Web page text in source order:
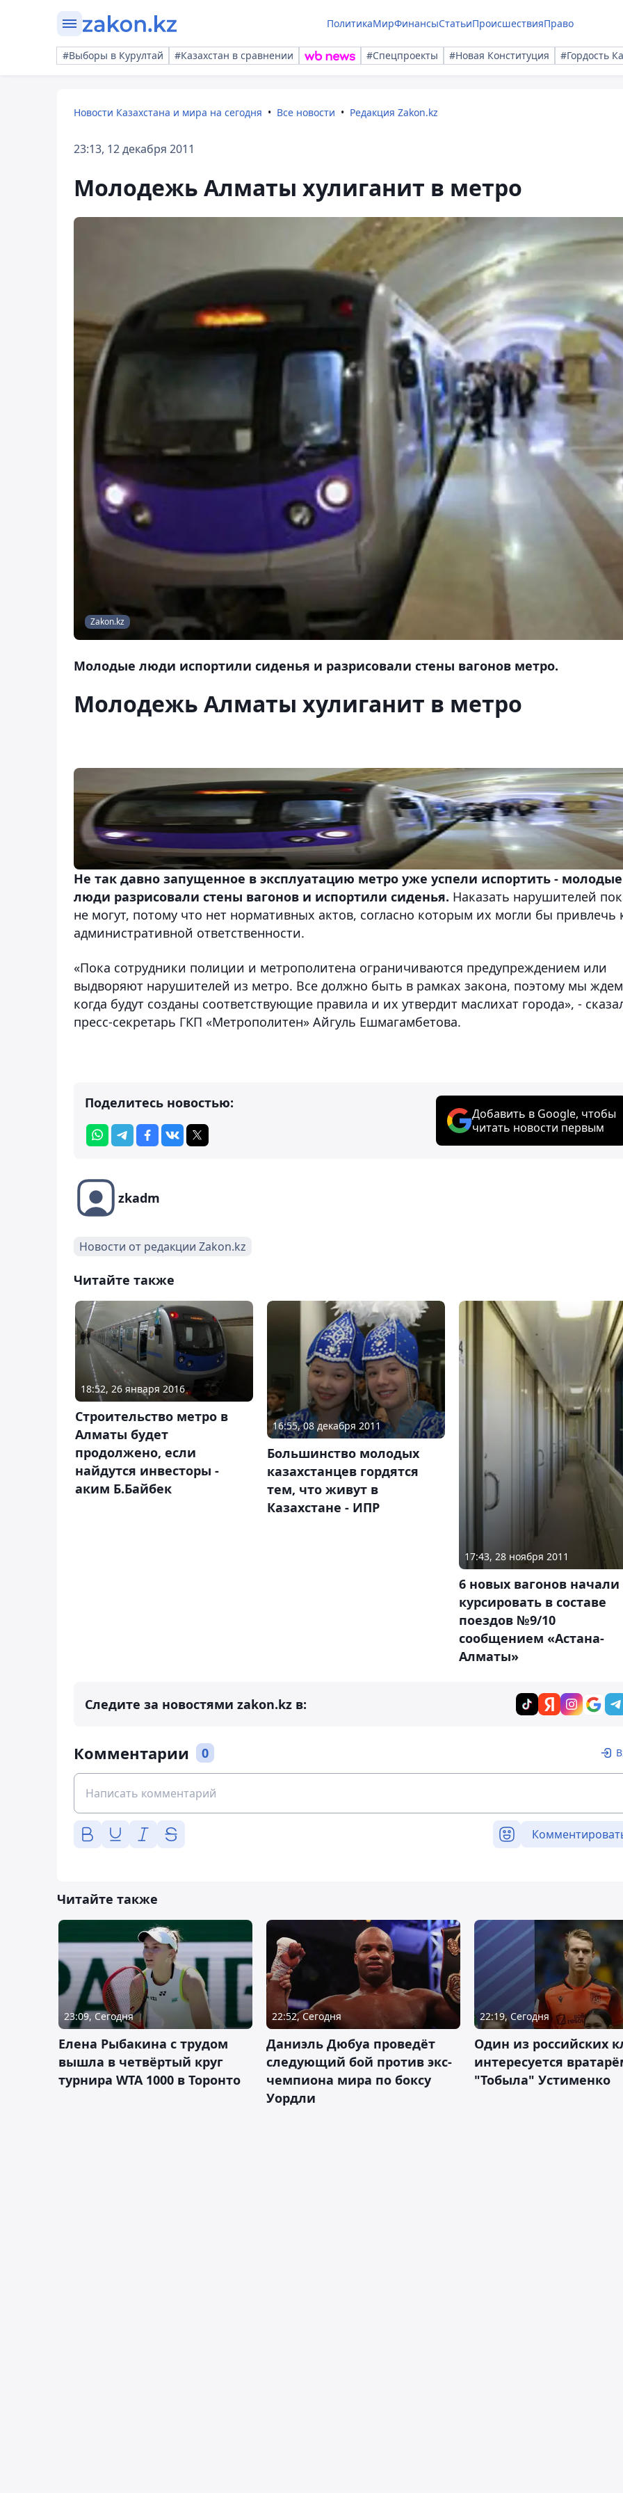
ПолитикаМирФинансыСтатьиПроисшествияПраво
#Выборы в Курултай #Казахстан в сравнении #Спецпроекты #Новая Конституция #Гордость
Новости Казахстана и мира на сегодня Все новости Редакция Zakon.kz
23:13, 12 декабря 2011
Молодежь Алматы хулиганит в метро
Zakon.kz
Молодые люди испортили сиденья и разрисовали стены вагонов метро.
Молодежь Алматы хулиганит в метро
Не так давно запущенное в эксплуатацию метро уже успели испортить - молодые
люди разрисовали стены вагонов и испортили сиденья. Наказать нарушителей
не могут, потому что нет нормативных актов, согласно которым их могли бы привлечь
административной ответственности.
«Пока сотрудники полиции и метрополитена ограничиваются предупреждением или
выдворяют нарушителей из метро. Все должно быть в рамках закона, поэтому мы
когда будут созданы соответствующие правила и их утвердит маслихат города», -
пресс-секретарь ГКП «Метрополитен» Айгуль Ешмагамбетова.
Поделитесь новостью:
Добавить в Google, чтобы
читать новости первым
zkadm
Новости от редакции Zakon.kz
Читайте также
18:52, 26 января 2016
Строительство метро в
Алматы будет
продолжено, если
найдутся инвесторы -
аким Б.Байбек
16:55, 08 декабря 2011
Большинство молодых
казахстанцев гордятся
тем, что живут в
Казахстане - ИПР
17:43, 28 ноября 2011
6 новых вагонов начали
курсировать в составе
поездов №9/10
сообщением «Астана-
Алматы»
Следите за новостями zakon.kz в:
Комментарии 0
Читайте также
23:09, Сегодня
Елена Рыбакина с трудом
вышла в четвёртый круг
турнира WTA 1000 в Торонто
22:52, Сегодня
Даниэль Дюбуа проведёт
следующий бой против экс-
чемпиона мира по боксу
Уордли
22:19, Сегодня
Один из российских
интересуется
"Тобыла" Устименко